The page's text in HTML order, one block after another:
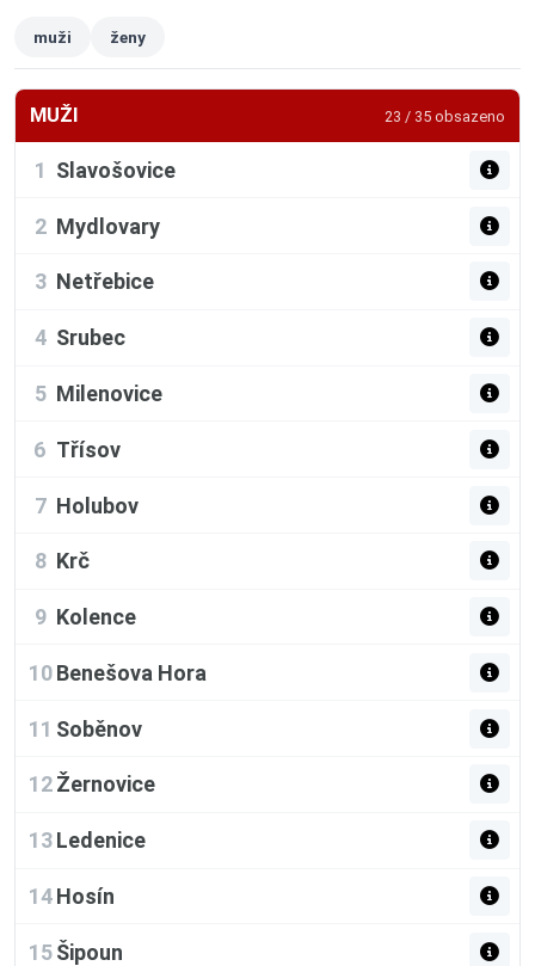
muži ženy
MUŽI 23 / 35 obsazeno
1 Slavošovice
2 Mydlovary
3 Netřebice
4 Srubec
5 Milenovice
6 Třísov
7 Holubov
8 Krč
9 Kolence
10 Benešova Hora
11 Soběnov
12 Žernovice
13 Ledenice
14 Hosín
15 Šipoun